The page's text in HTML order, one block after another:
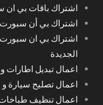
اشتراك باقات بي ان
اشتراك بي أن
الجديدة
اعمال تبديل اطارات
اعمال تصليح سيارة
اعمال تنظيف طباخات